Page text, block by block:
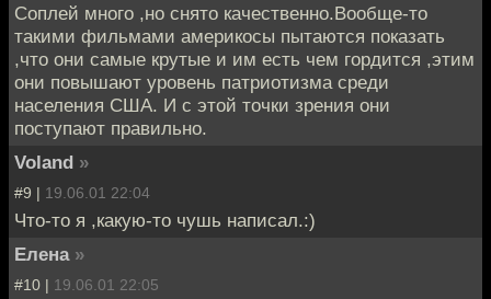
Соплей много ,но снято качественно.Вообще-то
такими фильмами америкосы пытаются показать
,что они самые крутые и им есть чем гордится ,этим
они повышают уровень патриотизма среди
населения США. И с этой точки зрения они
поступают правильно.
Voland »
#9 | 19.06.01 22:04
Что-то я ,какую-то чушь написал.:)
Елена »
#10 | 19.06.01 22:05